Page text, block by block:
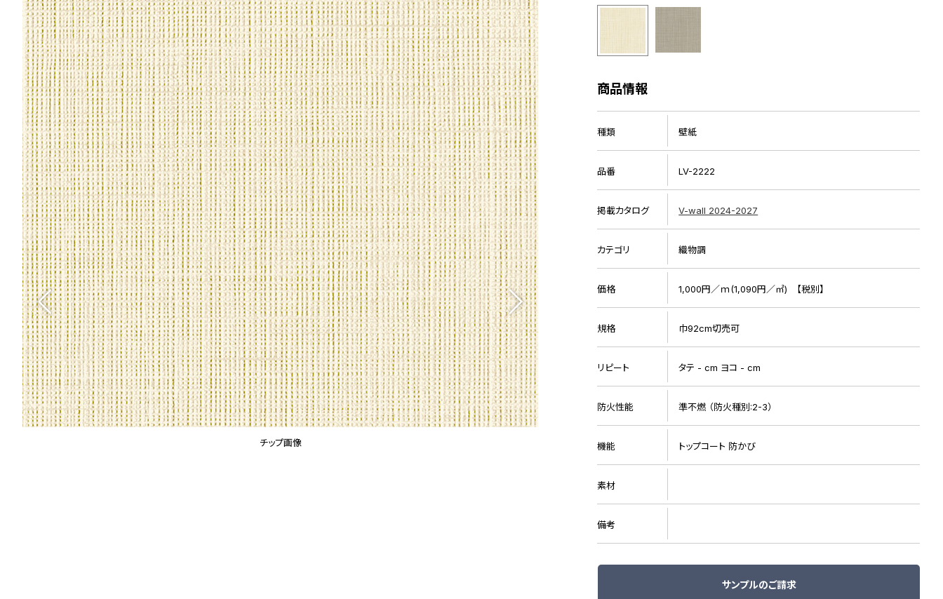
チップ画像
商品情報
種類 壁紙
品番 LV-2222
掲載カタログ V-wall 2024-2027
カテゴリ 織物調
価格 1,000円／ｍ(1,090円／㎡) 【税別】
規格 巾92cm切売可
リピート タテ - cm ヨコ - cm
防火性能 準不燃 （防火種別:2-3）
機能 トップコート 防かび
素材
備考
サンプルのご請求